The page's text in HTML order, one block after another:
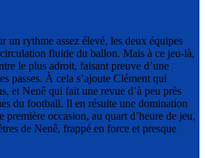
un rythme assez élevé, les deux équipes
fluide du ballon. Mais à ce jeu-là,
le plus adroit, faisant preuve d’une
passes. À cela s’ajoute Clément qui
et Nenê qui fait une revue d’à peu près
du football. Il en résulte une domination
première occasion, au quart d’heure de jeu,
de Nenê, frappé en force et presque